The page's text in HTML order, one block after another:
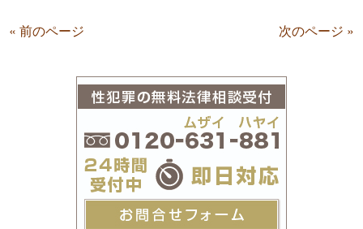
« 前のページ 次のページ »